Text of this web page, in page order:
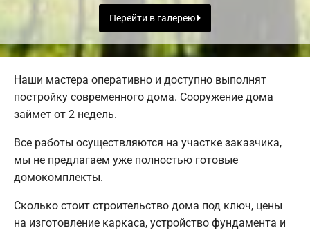
Перейти в галерею
Наши мастера оперативно и доступно выполнят
постройку современного дома. Сооружение дома
займет от 2 недель.
Все работы осуществляются на участке заказчика,
мы не предлагаем уже полностью готовые
домокомплекты.
Сколько стоит строительство дома под ключ, цены
на изготовление каркаса, устройство фундамента и